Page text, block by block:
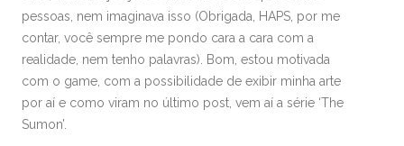
pessoas, nem imaginava isso (Obrigada, HAPS, por me
contar, você sempre me pondo cara a cara com a
realidade, nem tenho palavras). Bom, estou motivada
com o game, com a possibilidade de exibir minha arte
por aí e como viram no último post, vem aí a série ‘The
Sumon’.